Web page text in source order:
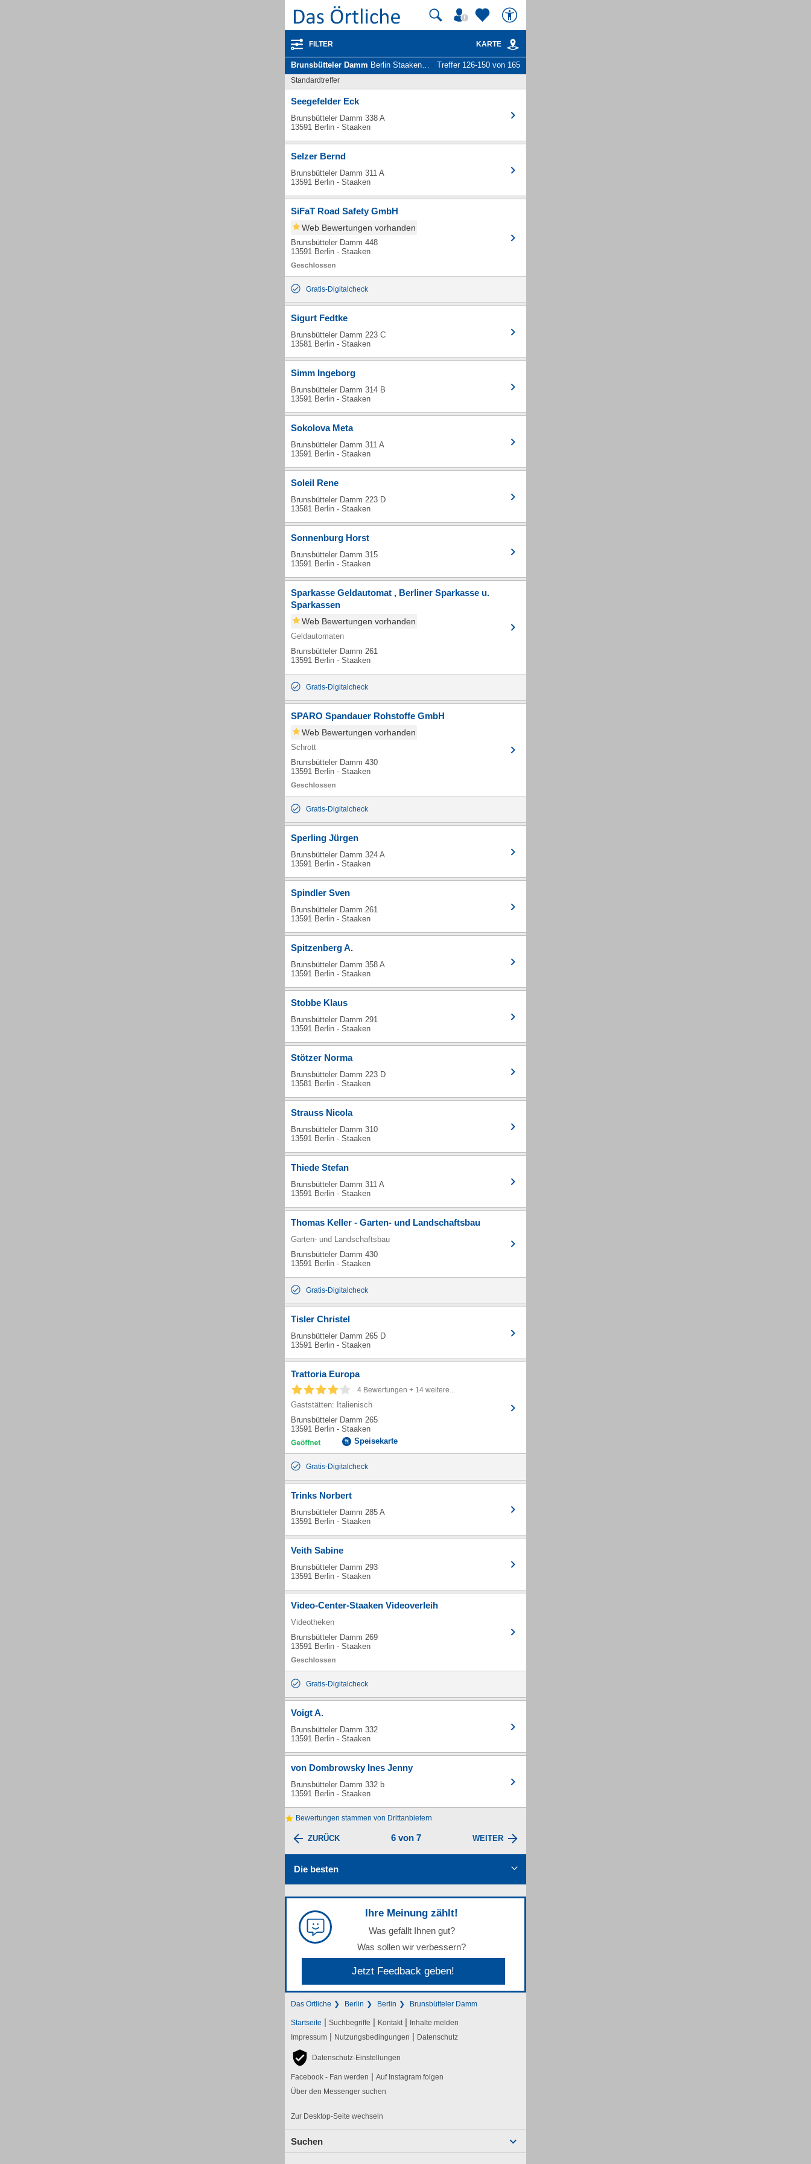
FILTER KARTE
Brunsbütteler Damm Berlin Staaken - Unternehmen und Personen Treffer 126-150 von 165
Standardtreffer
Seegefelder Eck
Brunsbütteler Damm 338 A
13591 Berlin - Staaken
Selzer Bernd
Brunsbütteler Damm 311 A
13591 Berlin - Staaken
SiFaT Road Safety GmbH
Web Bewertungen vorhanden
Brunsbütteler Damm 448
13591 Berlin - Staaken
Gratis-Digitalcheck
Sigurt Fedtke
Brunsbütteler Damm 223 C
13581 Berlin - Staaken
Simm Ingeborg
Brunsbütteler Damm 314 B
13591 Berlin - Staaken
Sokolova Meta
Brunsbütteler Damm 311 A
13591 Berlin - Staaken
Soleil Rene
Brunsbütteler Damm 223 D
13581 Berlin - Staaken
Sonnenburg Horst
Brunsbütteler Damm 315
13591 Berlin - Staaken
Sparkasse Geldautomat , Berliner Sparkasse u.
Sparkassen
Web Bewertungen vorhanden
Geldautomaten
Brunsbütteler Damm 261
13591 Berlin - Staaken
Gratis-Digitalcheck
SPARO Spandauer Rohstoffe GmbH
Web Bewertungen vorhanden
Schrott
Brunsbütteler Damm 430
13591 Berlin - Staaken
Gratis-Digitalcheck
Sperling Jürgen
Brunsbütteler Damm 324 A
13591 Berlin - Staaken
Spindler Sven
Brunsbütteler Damm 261
13591 Berlin - Staaken
Spitzenberg A.
Brunsbütteler Damm 358 A
13591 Berlin - Staaken
Stobbe Klaus
Brunsbütteler Damm 291
13591 Berlin - Staaken
Stötzer Norma
Brunsbütteler Damm 223 D
13581 Berlin - Staaken
Strauss Nicola
Brunsbütteler Damm 310
13591 Berlin - Staaken
Thiede Stefan
Brunsbütteler Damm 311 A
13591 Berlin - Staaken
Thomas Keller - Garten- und Landschaftsbau
Garten- und Landschaftsbau
Brunsbütteler Damm 430
13591 Berlin - Staaken
Gratis-Digitalcheck
Tisler Christel
Brunsbütteler Damm 265 D
13591 Berlin - Staaken
Trattoria Europa
4 Bewertungen + 14 weitere...
Gaststätten: Italienisch
Brunsbütteler Damm 265
13591 Berlin - Staaken
Speisekarte
Gratis-Digitalcheck
Trinks Norbert
Brunsbütteler Damm 285 A
13591 Berlin - Staaken
Veith Sabine
Brunsbütteler Damm 293
13591 Berlin - Staaken
Video-Center-Staaken Videoverleih
Videotheken
Brunsbütteler Damm 269
13591 Berlin - Staaken
Gratis-Digitalcheck
Voigt A.
Brunsbütteler Damm 332
13591 Berlin - Staaken
von Dombrowsky Ines Jenny
Brunsbütteler Damm 332 b
13591 Berlin - Staaken
Bewertungen stammen von Drittanbietern
ZURÜCK 6 von 7 WEITER
Die besten
Ihre Meinung zählt!
Was gefällt Ihnen gut?
Was sollen wir verbessern?
Jetzt Feedback geben!
Das Örtliche Berlin Berlin Brunsbütteler Damm
Startseite | Suchbegriffe | Kontakt | Inhalte melden
Impressum | Nutzungsbedingungen | Datenschutz
Datenschutz-Einstellungen
Facebook - Fan werden | Auf Instagram folgen
Über den Messenger suchen
Zur Desktop-Seite wechseln
Suchen